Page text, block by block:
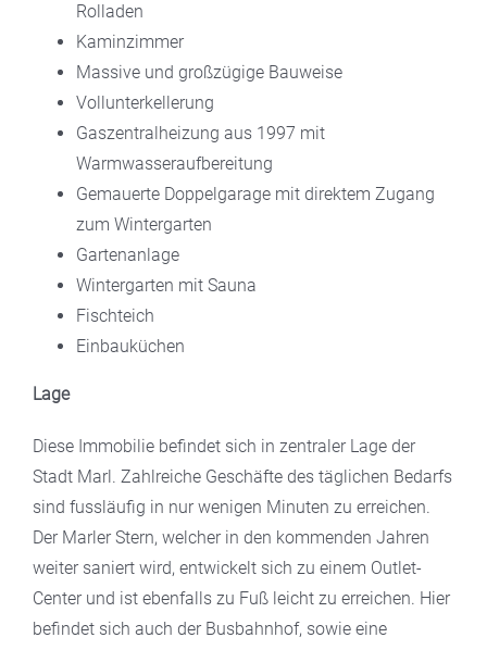
Rolladen
Kaminzimmer
Massive und großzügige Bauweise
Vollunterkellerung
Gaszentralheizung aus 1997 mit
Warmwasseraufbereitung
Gemauerte Doppelgarage mit direktem Zugang
zum Wintergarten
Gartenanlage
Wintergarten mit Sauna
Fischteich
Einbauküchen
Lage
Diese Immobilie befindet sich in zentraler Lage der
Stadt Marl. Zahlreiche Geschäfte des täglichen Bedarfs
sind fussläufig in nur wenigen Minuten zu erreichen.
Der Marler Stern, welcher in den kommenden Jahren
weiter saniert wird, entwickelt sich zu einem Outlet-
Center und ist ebenfalls zu Fuß leicht zu erreichen. Hier
befindet sich auch der Busbahnhof, sowie eine